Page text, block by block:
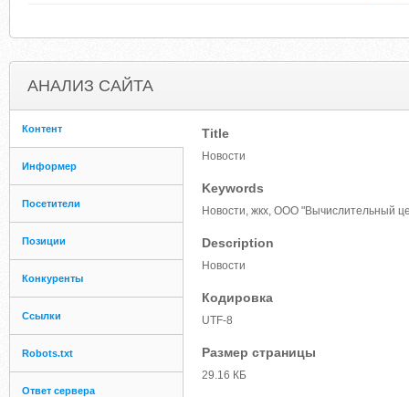
АНАЛИЗ САЙТА
Контент
Информер
Посетители
Позиции
Конкуренты
Ссылки
Robots.txt
Ответ сервера
Title
Новости
Keywords
Новости, жкх, ООО "Вычислительный
Description
Новости
Кодировка
UTF-8
Размер страницы
29.16 КБ